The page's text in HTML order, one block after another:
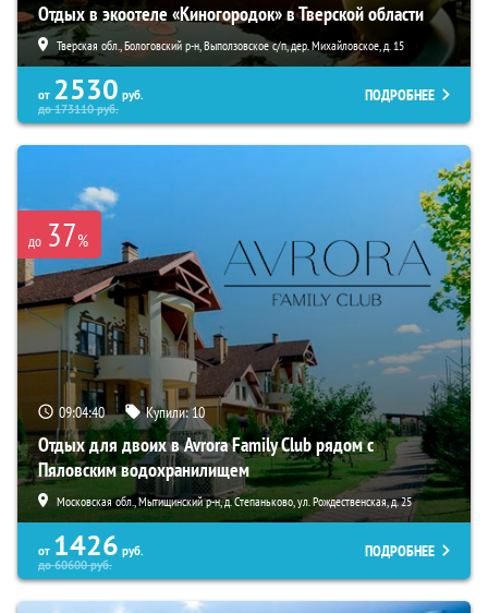
Отдых в экоотеле «Киногородок» в Тверской области
Тверская обл., Бологовский р-н, Выползовское с/п, дер. Михайловское, д. 15
от 2530 руб.
до173110руб.
ПОДРОБНЕЕ
до 37%
09:04:39 Купили:10
Отдых для двоих в Avrora Family Club рядом с
Пяловским водохранилищем
Московская обл., Мытищинский р-н, д. Степаньково, ул. Рождественская, д. 25
от 1426 руб.
до60600руб.
ПОДРОБНЕЕ